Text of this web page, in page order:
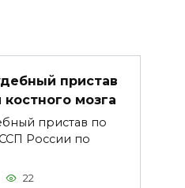
пристав
мозга
пристав по
России по
22